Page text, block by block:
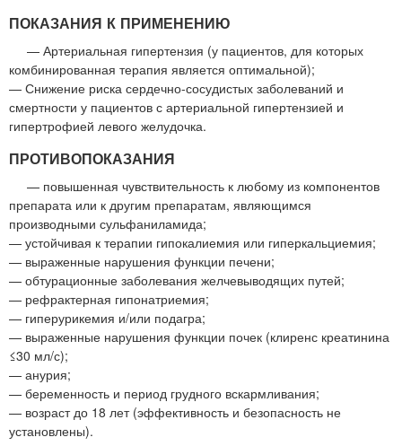
ПОКАЗАНИЯ К ПРИМЕНЕНИЮ
— Артериальная гипертензия (у пациентов, для которых
комбинированная терапия является оптимальной);
— Снижение риска сердечно-сосудистых заболеваний и
смертности у пациентов с артериальной гипертензией и
гипертрофией левого желудочка.
ПРОТИВОПОКАЗАНИЯ
— повышенная чувствительность к любому из компонентов
препарата или к другим препаратам, являющимся
производными сульфаниламида;
— устойчивая к терапии гипокалиемия или гиперкальциемия;
— выраженные нарушения функции печени;
— обтурационные заболевания желчевыводящих путей;
— рефрактерная гипонатриемия;
— гиперурикемия и/или подагра;
— выраженные нарушения функции почек (клиренс креатинина
≤30 мл/с);
— анурия;
— беременность и период грудного вскармливания;
— возраст до 18 лет (эффективность и безопасность не
установлены).